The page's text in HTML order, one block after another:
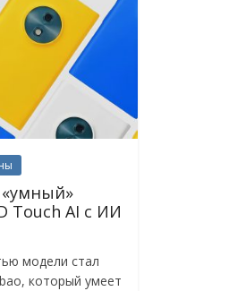
Touch AI с ИИ
модели стал
который умеет